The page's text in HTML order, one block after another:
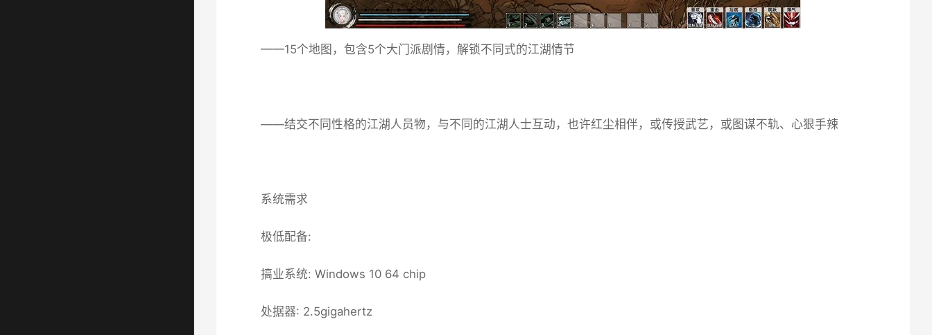
——15个地图，包含5个大门派剧情，解锁不同式的江湖情节
——结交不同性格的江湖人员物，与不同的江湖人士互动，也许红尘相伴，或传授武艺，或图谋不轨、心狠手辣
系统需求
极低配备:
搞业系统: Windows 10 64 chip
处据器: 2.5gigahertz